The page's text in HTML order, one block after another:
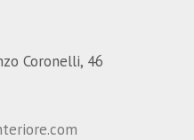
Coronelli, 46